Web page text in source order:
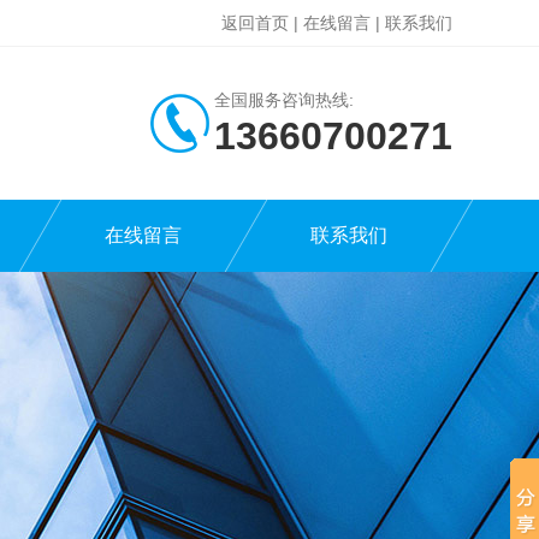
返回首页 | 在线留言 | 联系我们
全国服务咨询热线:
13660700271
在线留言 联系我们